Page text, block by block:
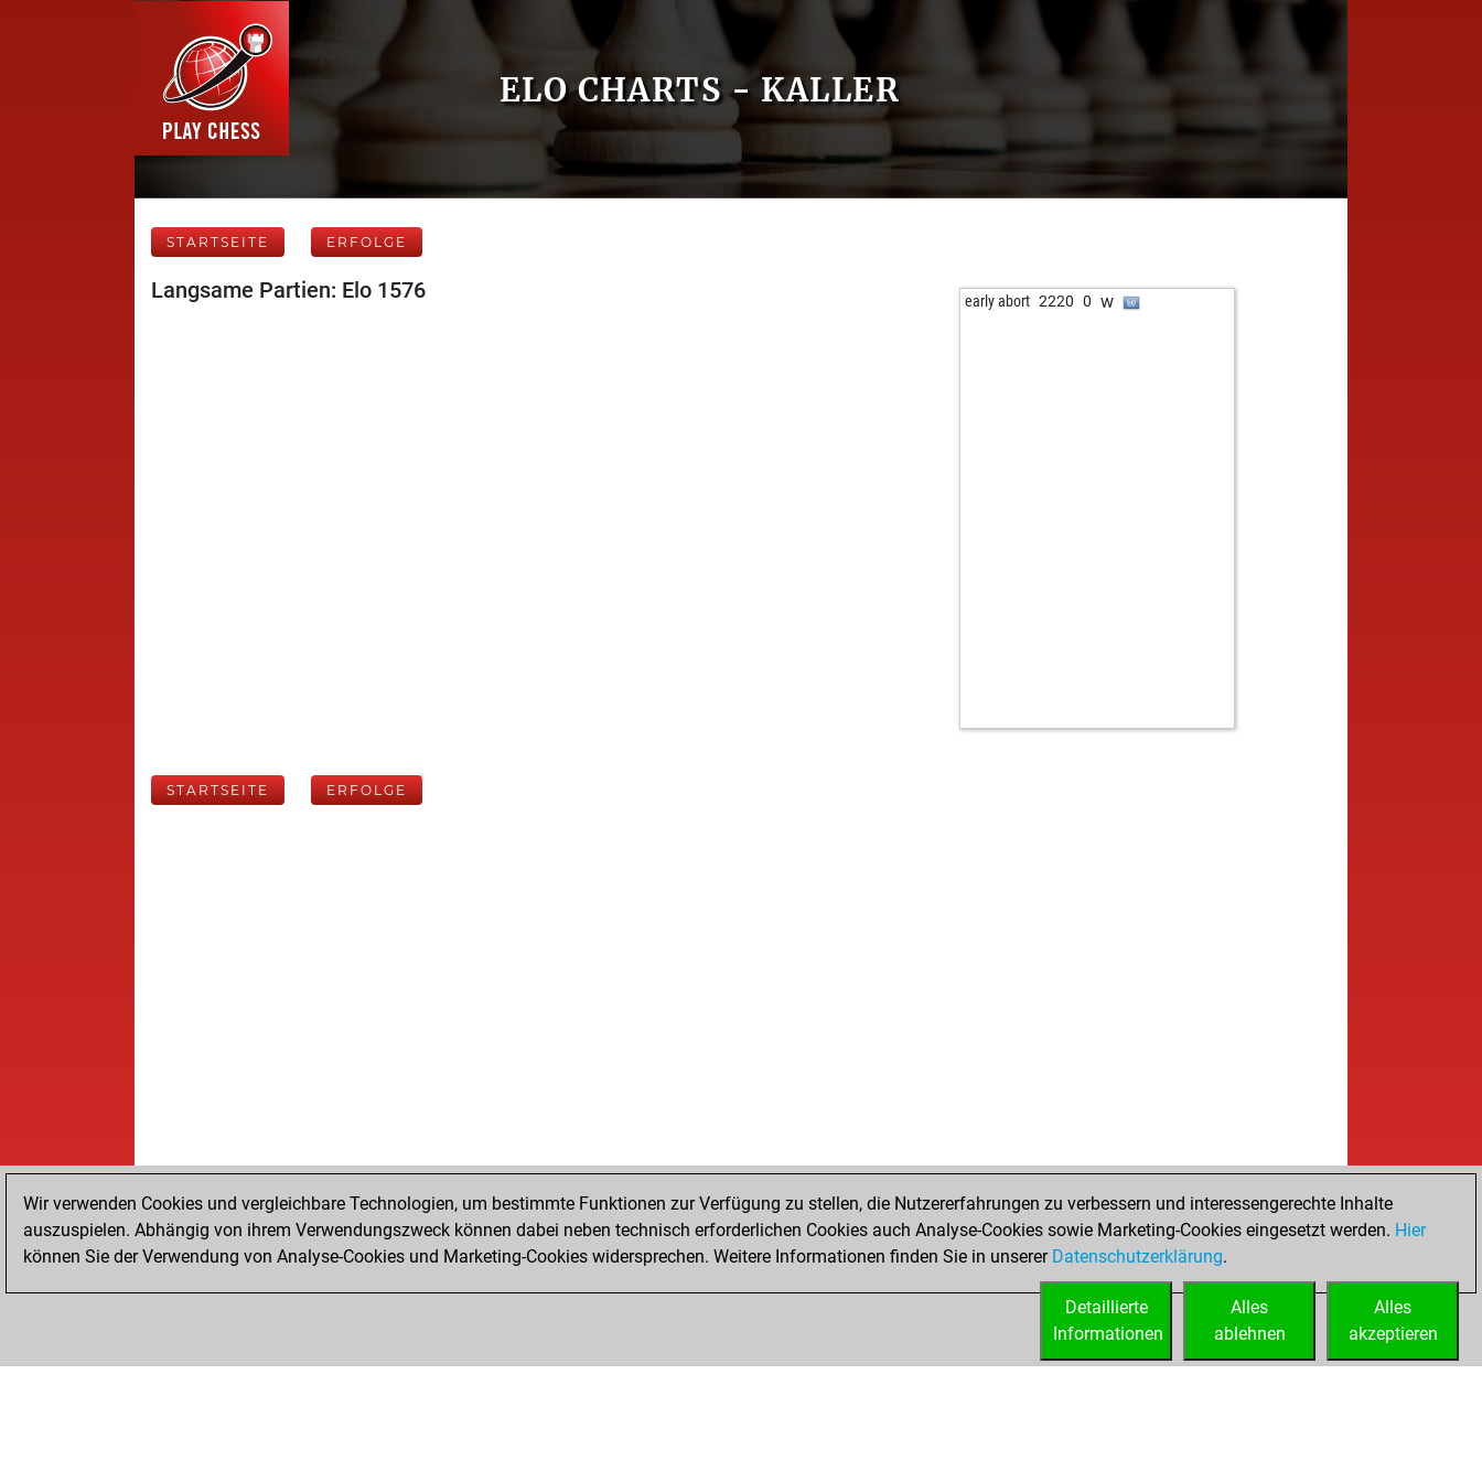
ELO CHARTS - KALLER
STARTSEITE ERFOLGE
Langsame Partien: Elo 1576 early abort 2220 0 w
STARTSEITE ERFOLGE
Wir verwenden Cookies und vergleichbare Technologien, um bestimmte Funktionen zur Verfügung zu stellen, die Nutzererfahrungen zu verbessern und interessengerechte Inhalte
auszuspielen. Abhängig von ihrem Verwendungszweck können dabei neben technisch erforderlichen Cookies auch Analyse-Cookies sowie Marketing-Cookies eingesetzt werden. Hier
können Sie der Verwendung von Analyse-Cookies und Marketing-Cookies widersprechen. Weitere Informationen finden Sie in unserer Datenschutzerklärung.
Alles
akzeptieren
Alles
ablehnen
Detaillierte
Informationen